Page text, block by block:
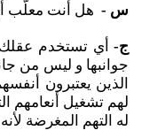
س -هل أنت معلّب
ج-أي تستخدم عقلك
جوانبها و ليس من
الذين يعتبرون
لهم تشغيل أنعامهم
له التهم المغرضة